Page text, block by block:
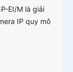
EI/M là giải
IP quy mô